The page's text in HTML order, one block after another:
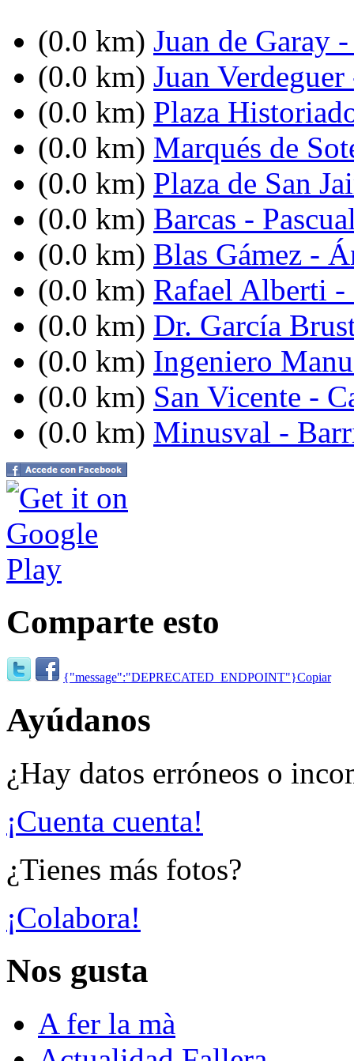
(0.0 km) Juan de Garay
(0.0 km) Juan
(0.0 km) Plaza
(0.0 km) Marqués de
(0.0 km) Plaza de San
(0.0 km) Barcas -
(0.0 km) Blas Gámez -
(0.0 km) Rafael Alberti -
(0.0 km) Dr. García
(0.0 km) Ingeniero
(0.0 km) San Vicente -
(0.0 km) Minusval -
Comparte esto
{"message":"DEPRECATED_ENDPOINT"}Copiar
Ayúdanos
¿Hay datos erróneos o
¡Cuenta cuenta!
¿Tienes más fotos?
¡Colabora!
Nos gusta
A fer la mà